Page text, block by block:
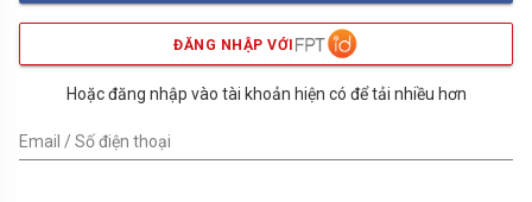
ĐĂNG NHẬP VỚI
Hoặc đăng nhập vào tài khoản hiện có để tải nhiều hơn
Email / Số điện thoại